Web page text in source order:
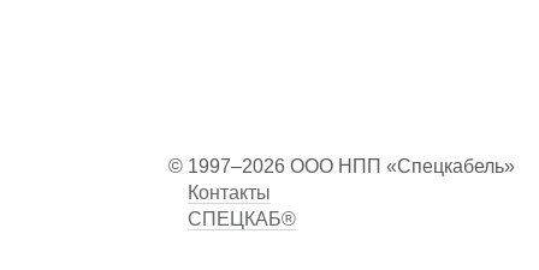
© 1997–2026 ООО НПП «Спецкабель»
Контакты
СПЕЦКАБ®